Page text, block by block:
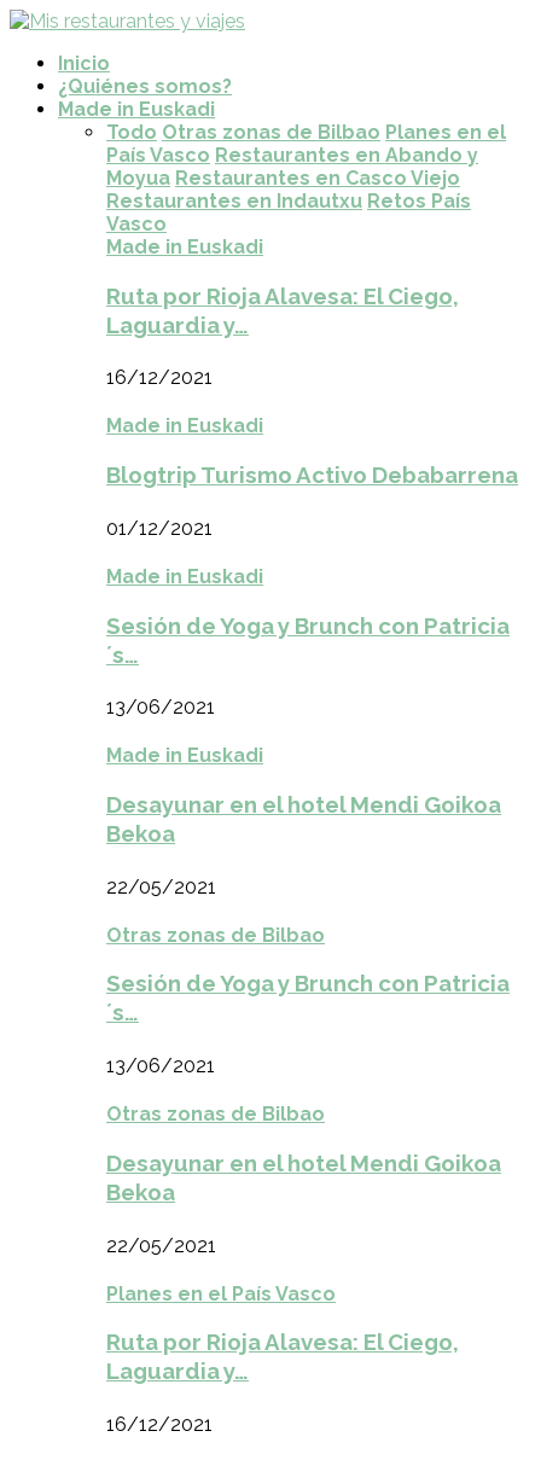
Inicio
¿Quiénes somos?
Made in Euskadi
Todo Otras zonas de Bilbao Planes en el
País Vasco Restaurantes en Abando y
Moyua Restaurantes en Casco Viejo
Restaurantes en Indautxu Retos País
Vasco
Made in Euskadi
Ruta por Rioja Alavesa: El Ciego,
Laguardia y…
16/12/2021
Made in Euskadi
Blogtrip Turismo Activo Debabarrena
01/12/2021
Made in Euskadi
Sesión de Yoga y Brunch con Patricia
´s…
13/06/2021
Made in Euskadi
Desayunar en el hotel Mendi Goikoa
Bekoa
22/05/2021
Otras zonas de Bilbao
Sesión de Yoga y Brunch con Patricia
´s…
13/06/2021
Otras zonas de Bilbao
Desayunar en el hotel Mendi Goikoa
Bekoa
22/05/2021
Planes en el País Vasco
Ruta por Rioja Alavesa: El Ciego,
Laguardia y…
16/12/2021